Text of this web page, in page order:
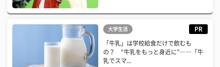
大学生活 PR
「牛乳」は学校給食だけで飲むも
の？ “牛乳をもっと身近に”――「牛
乳でスマ...